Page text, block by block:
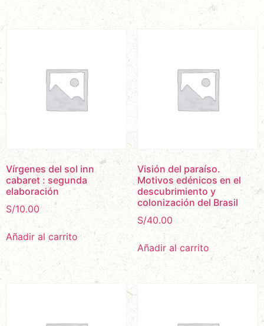
Vírgenes del sol inn
cabaret : segunda
elaboración
S/10.00
Añadir al carrito
Visión del paraíso.
Motivos edénicos en el
descubrimiento y
colonización del Brasil
S/40.00
Añadir al carrito